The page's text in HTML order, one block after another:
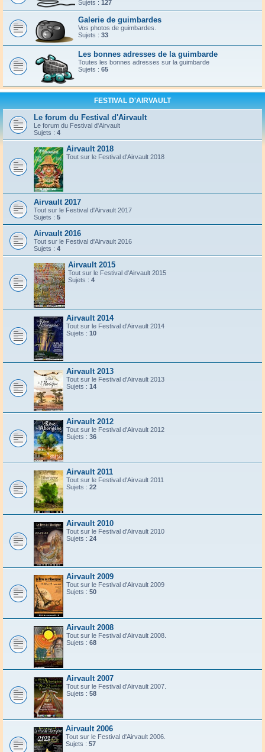
Sujets : 127
Galerie de guimbardes
Vos photos de guimbardes.
Sujets : 33
Les bonnes adresses de la guimbarde
Toutes les bonnes adresses sur la guimbarde
Sujets : 65
FESTIVAL D'AIRVAULT
Le forum du Festival d'Airvault
Le forum du Festival d'Airvault
Sujets : 4
Airvault 2018
Tout sur le Festival d'Airvault 2018
Airvault 2017
Tout sur le Festival d'Airvault 2017
Sujets : 5
Airvault 2016
Tout sur le Festival d'Airvault 2016
Sujets : 4
Airvault 2015
Tout sur le Festival d'Airvault 2015
Sujets : 4
Airvault 2014
Tout sur le Festival d'Airvault 2014
Sujets : 10
Airvault 2013
Tout sur le Festival d'Airvault 2013
Sujets : 14
Airvault 2012
Tout sur le Festival d'Airvault 2012
Sujets : 36
Airvault 2011
Tout sur le Festival d'Airvault 2011
Sujets : 22
Airvault 2010
Tout sur le Festival d'Airvault 2010
Sujets : 24
Airvault 2009
Tout sur le Festival d'Airvault 2009
Sujets : 50
Airvault 2008
Tout sur le Festival d'Airvault 2008.
Sujets : 68
Airvault 2007
Tout sur le Festival d'Airvault 2007.
Sujets : 58
Airvault 2006
Tout sur le Festival d'Airvault 2006.
Sujets : 57